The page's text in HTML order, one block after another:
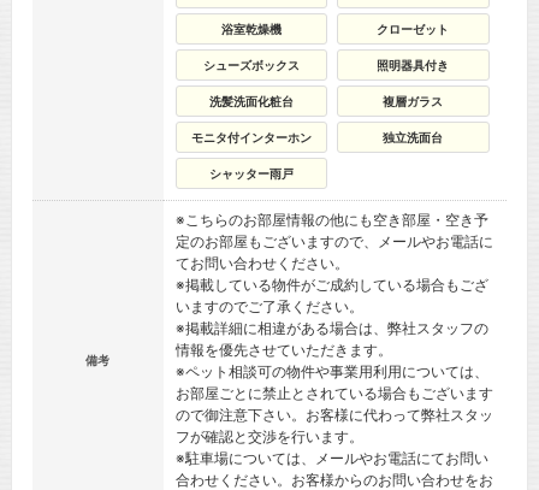
浴室乾燥機 クローゼット
シューズボックス 照明器具付き
洗髪洗面化粧台 複層ガラス
モニタ付インターホン 独立洗面台
シャッター雨戸
備考
※こちらのお部屋情報の他にも空き部屋・空き予
定のお部屋もございますので、メールやお電話に
てお問い合わせください。
※掲載している物件がご成約している場合もござ
いますのでご了承ください。
※掲載詳細に相違がある場合は、弊社スタッフの
情報を優先させていただきます。
※ペット相談可の物件や事業用利用については、
お部屋ごとに禁止とされている場合もございます
ので御注意下さい。お客様に代わって弊社スタッ
フが確認と交渉を行います。
※駐車場については、メールやお電話にてお問い
合わせください。お客様からのお問い合わせをお